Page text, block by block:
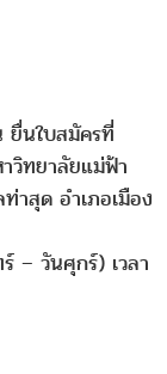
ยื่นใบสมัครที่
วิทยาลัยแม่ฟ้า
าสุด อำเภอเมือง
– วันศุกร์) เวลา